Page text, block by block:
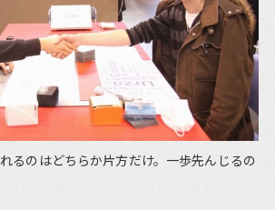
るのはどちらか片方だけ。一歩先んじるの